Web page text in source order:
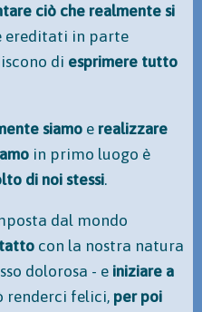
ciò che realmente si
ereditati in parte
di esprimere tutto
siamo e realizzare
in primo luogo è
di noi stessi.
dal mondo
con la nostra natura
dolorosa - e iniziare a
renderci felici, per poi